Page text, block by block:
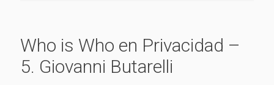
Who is Who en Privacidad –
5. Giovanni Butarelli